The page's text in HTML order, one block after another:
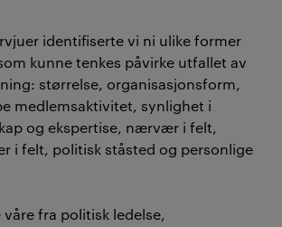
identifiserte vi ni ulike former
kunne tenkes påvirke utfallet av
størrelse, organisasjonsform,
medlemsaktivitet, synlighet i
og ekspertise, nærvær i felt,
i felt, politisk ståsted og personlige
fra politisk ledelse,